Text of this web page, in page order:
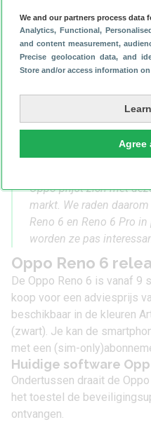
We and our partners process data
Analytics, Functional,
and content measurement,
Precise geolocation data, and
Store and/or access information on
Agree
zijkanten net wat meer
maar voor prijzen van
hadden we meer
aan de leiding in de
smartphonewereld. Ook
bepaalde
Waterdichtheid of
Oppo prijst zich met
markt. We raden
Reno 6 en Reno 6 Pro
worden ze pas
Oppo Reno 6
De Oppo Reno 6 is vanaf 9
koop voor een adviesprijs
beschikbaar in de kleuren
(zwart). Je kan de
met een (sim-
Huidige software
Ondertussen draait de
het toestel de
ontvangen.